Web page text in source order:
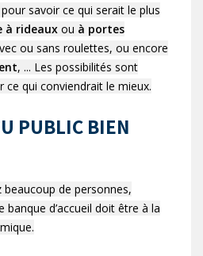
savoir ce qui serait le plus
à rideaux ou à portes
ou sans roulettes, ou encore
, ... Les possibilités sont
ce qui conviendrait le mieux.
PUBLIC BIEN
beaucoup de personnes,
banque d’accueil doit être à la